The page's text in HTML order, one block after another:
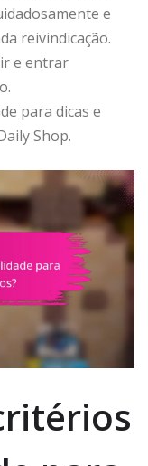
e
reivindicação.
e entrar
para dicas e
Shop.